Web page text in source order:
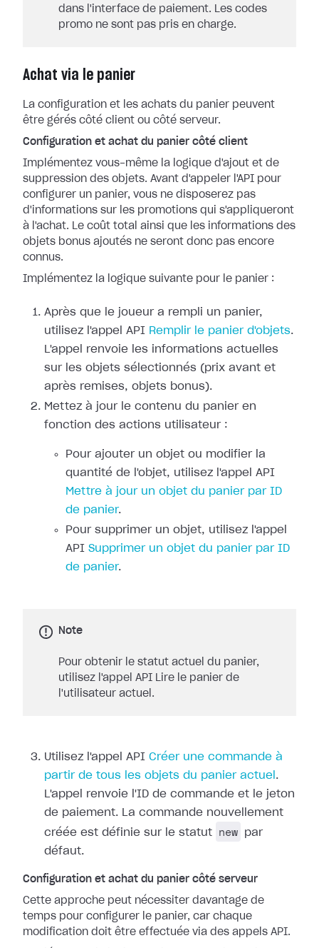
dans l'interface de paiement. Les codes
promo ne sont pas pris en charge.
Achat via le panier
La configuration et les achats du panier peuvent
être gérés côté client ou côté serveur.
Configuration et achat du panier côté client
Implémentez vous-même la logique d'ajout et de
suppression des objets. Avant d'appeler l'API pour
configurer un panier, vous ne disposerez pas
d'informations sur les promotions qui s'appliqueront
à l'achat. Le coût total ainsi que les informations des
objets bonus ajoutés ne seront donc pas encore
connus.
Implémentez la logique suivante pour le panier :
Après que le joueur a rempli un panier,
utilisez l'appel API Remplir le panier d'objets.
L'appel renvoie les informations actuelles
sur les objets sélectionnés (prix avant et
après remises, objets bonus).
Mettez à jour le contenu du panier en
fonction des actions utilisateur :
Pour ajouter un objet ou modifier la
quantité de l'objet, utilisez l'appel API
Mettre à jour un objet du panier par ID
de panier.
Pour supprimer un objet, utilisez l'appel
API Supprimer un objet du panier par ID
de panier.
Note
Pour obtenir le statut actuel du panier,
utilisez l'appel API Lire le panier de
l'utilisateur actuel.
Utilisez l'appel API Créer une commande à
partir de tous les objets du panier actuel .
L'appel renvoie l'ID de commande et le jeton
de paiement. La commande nouvellement
créée est définie sur le statut
new
par
défaut.
Configuration et achat du panier côté serveur
Cette approche peut nécessiter davantage de
temps pour configurer le panier, car chaque
modification doit être effectuée via des appels API.